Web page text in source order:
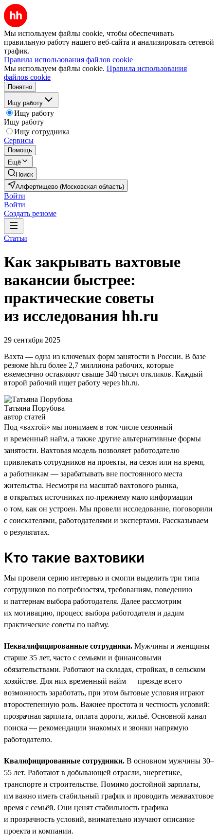
Мы используем файлы cookie, чтобы обеспечивать
правильную работу нашего веб-сайта и анализировать сетевой
трафик.
Правила использования файлов cookie
Мы используем файлы cookie. Правила использования
файлов cookie
Понятно
Ищу работу
Ищу работу
Ищу работу
Ищу сотрудника
Сервисы
Помощь
Ещё
Поиск
Алфертищево (Московская область)
Войти
Войти
Создать резюме
Статьи
Как закрывать вахтовые
вакансии быстрее:
практические советы
из исследования hh.ru
29 сентября 2025
Вахта — одна из ключевых форм занятости в России. В базе
резюме hh.ru более 2,7 миллиона рабочих, которые
ежемесячно оставляют свыше 340 тысяч откликов. Каждый
второй рабочий ищет работу через hh.ru.
Татьяна Порубова
автор статей
Под «вахтой» мы понимаем в том числе сезонный
и временный найм, а также другие альтернативные формы
занятости. Вахтовая модель позволяет работодателю
привлекать сотрудников на проекты, на сезон или на время,
а работникам — зарабатывать вне постоянного места
жительства. Несмотря на масштаб вахтового рынка,
в открытых источниках по-прежнему мало информации
о том, как он устроен. Мы провели исследование, поговорили
с соискателями, работодателями и экспертами. Рассказываем
о результатах.
Кто такие вахтовики
Мы провели серию интервью и смогли выделить три типа
сотрудников по потребностям, требованиям, поведению
и паттернам выбора работодателя. Далее рассмотрим
их мотивацию, процесс выбора работодателя и дадим
практические советы по найму.
Неквалифицированные сотрудники. Мужчины и женщины
старше 35 лет, часто с семьями и финансовыми
обязательствами. Работают на складах, стройках, в сельском
хозяйстве. Для них временный найм — прежде всего
возможность заработать, при этом бытовые условия играют
второстепенную роль. Важнее простота и честность условий:
прозрачная зарплата, оплата дороги, жильё. Основной канал
поиска — рекомендации знакомых и звонки напрямую
работодателю.
Квалифицированные сотрудники. В основном мужчины 30–
55 лет. Работают в добывающей отрасли, энергетике,
транспорте и строительстве. Помимо достойной зарплаты,
им важно иметь стабильный график и проводить межвахтовое
время с семьёй. Они ценят стабильность графика
и прозрачность условий, внимательно изучают описание
проекта и компании.